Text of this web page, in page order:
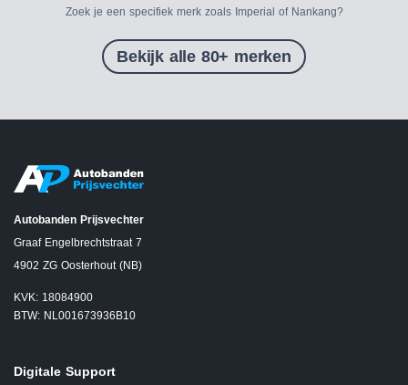
Zoek je een specifiek merk zoals Imperial of Nankang?
Bekijk alle 80+ merken
Autobanden Prijsvechter
Graaf Engelbrechtstraat 7
4902 ZG Oosterhout (NB)
KVK: 18084900
BTW: NL001673936B10
Digitale Support